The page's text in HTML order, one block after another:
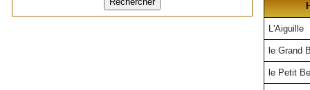
L'Aiguille
le Grand
le Petit